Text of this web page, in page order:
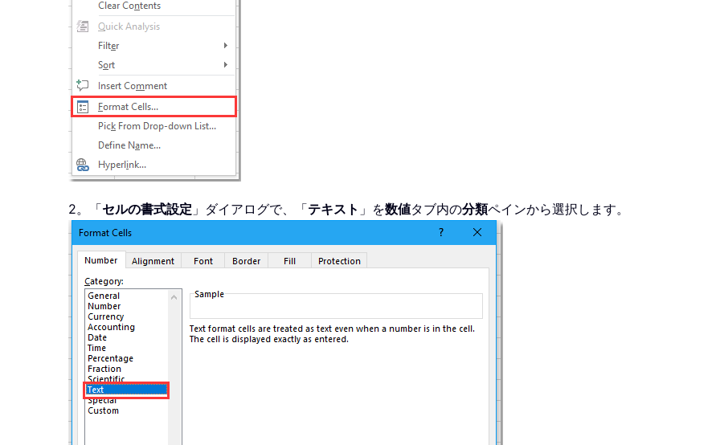
2。「セルの書式設定 」ダイアログで、「テキスト 」を数値タブ内の分類ペインから選択します。